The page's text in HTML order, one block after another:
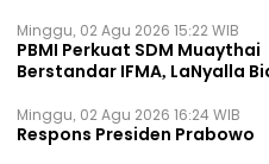
Permanen
Minggu, 02 Agu 2026 15:22 WIB
PBMI Perkuat SDM Muaythai
Berstandar IFMA, LaNyalla
Minggu, 02 Agu 2026 16:24 WIB
Respons Presiden Prabowo